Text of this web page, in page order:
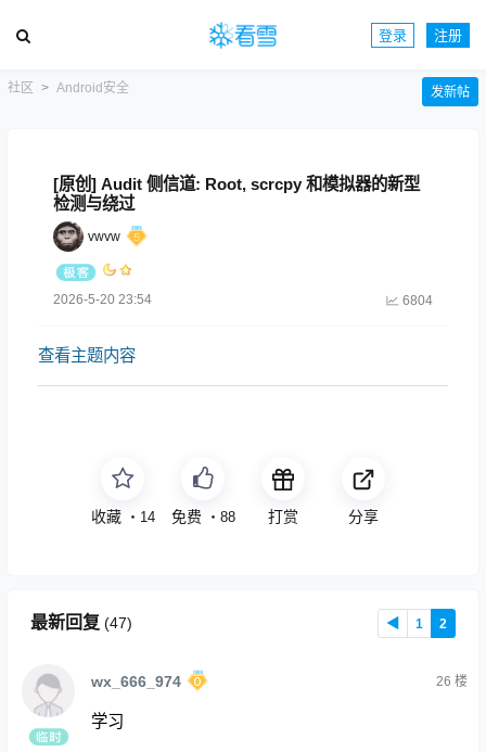
登录 注册
社区 Android安全 发新帖
[原创] Audit 侧信道: Root, scrcpy 和模拟器的新型
检测与绕过
vwvw
2026-5-20 23:54 6804
查看主题内容
收藏 ・ 14 免费 ・ 88 打赏 分享
最新回复 (47) ◀ 1 2
wx_666_974 26 楼
学习